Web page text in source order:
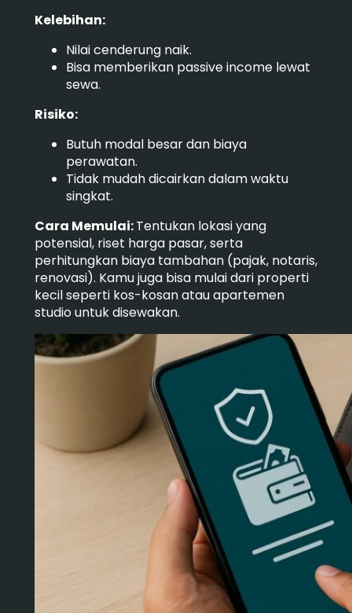
Kelebihan:
Nilai cenderung naik.
Bisa memberikan passive income lewat
sewa.
Risiko:
Butuh modal besar dan biaya
perawatan.
Tidak mudah dicairkan dalam waktu
singkat.
Cara Memulai:Tentukan lokasi yang
potensial, riset harga pasar, serta
perhitungkan biaya tambahan (pajak, notaris,
renovasi). Kamu juga bisa mulai dari properti
kecil seperti kos-kosan atau apartemen
studio untuk disewakan.